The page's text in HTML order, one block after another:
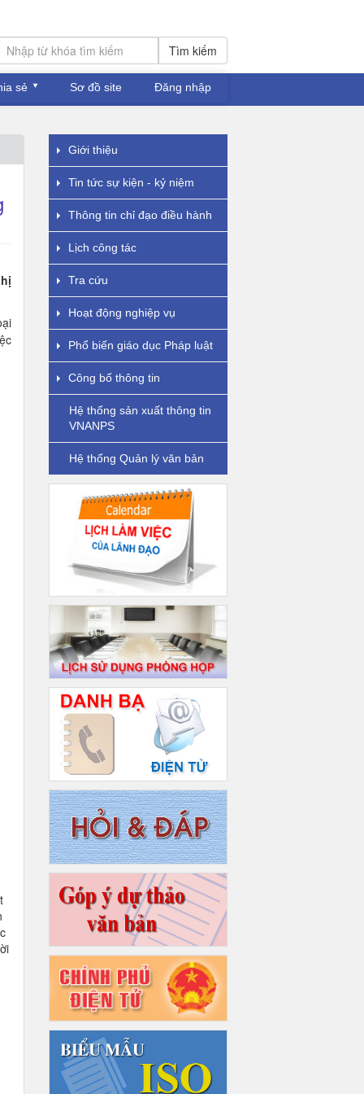
Tìm kiếm
sẻ Sơ đồ site Đăng nhập
Giới thiệu
Tin tức sự kiện - kỷ niệm
Thông tin chỉ đạo điều hành
Lịch công tác
Tra cứu
Hoạt động nghiệp vụ
Phổ biến giáo dục Pháp luật
Công bố thông tin
Hệ thống sản xuất thông tin
VNANPS
Hệ thống Quản lý văn bản